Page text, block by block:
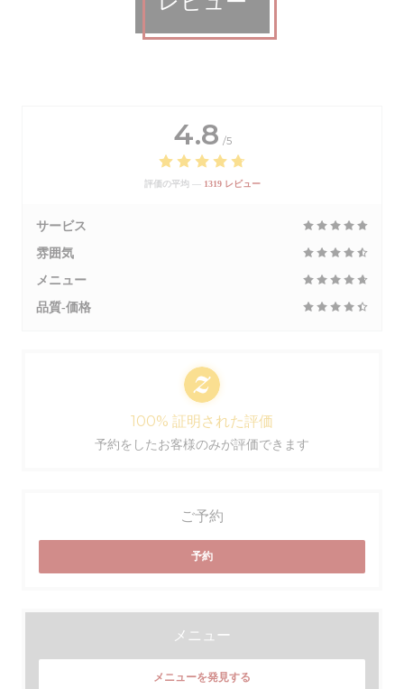
4.8 /5
評価の平均 — 1319 レビュー
サービス
雰囲気
メニュー
品質-価格
100% 証明された評価
予約をしたお客様のみが評価できます
ご予約
予約
メニュー
メニューを発見する